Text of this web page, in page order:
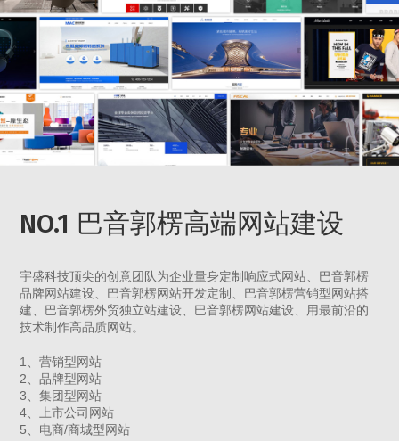
NO.1 巴音郭楞高端网站建设
宇盛科技顶尖的创意团队为企业量身定制响应式网站、巴音郭楞
品牌网站建设、巴音郭楞网站开发定制、巴音郭楞营销型网站搭
建、巴音郭楞外贸独立站建设、巴音郭楞网站建设、用最前沿的
技术制作高品质网站。
1、营销型网站
2、品牌型网站
3、集团型网站
4、上市公司网站
5、电商/商城型网站